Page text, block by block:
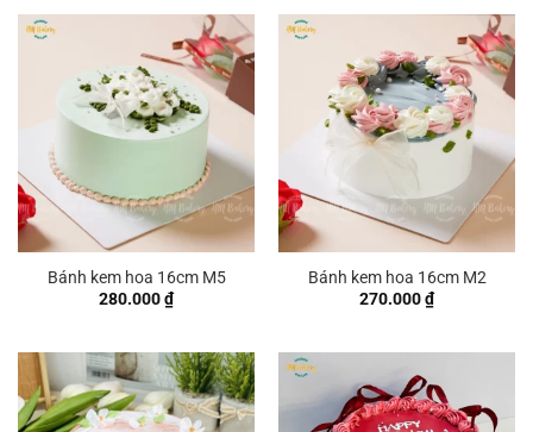
Bánh kem hoa 16cm M5
280.000₫
Bánh kem hoa 16cm M2
270.000₫